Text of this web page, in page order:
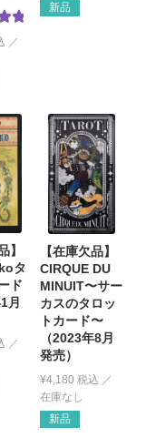
5.00
新品
】
タ
ド
月
【在庫欠品】
CIRQUE DU
MINUIT〜サー
カスのタロッ
トカード〜
（2023年8月
発売）
¥4,180 税込
新品